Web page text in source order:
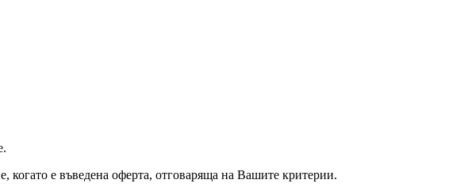
когато е въведена оферта, отговаряща на Вашите критерии.